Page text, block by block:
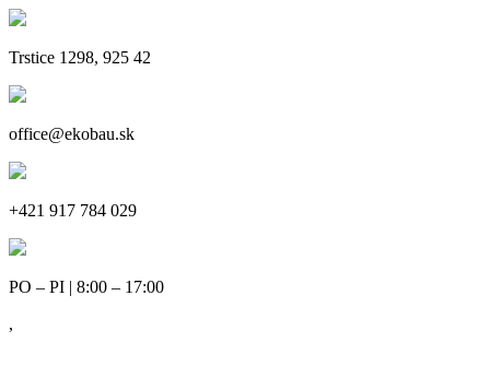
Trstice 1298, 925 42
office@ekobau.sk
+421 917 784 029
PO – PI | 8:00 – 17:00
,